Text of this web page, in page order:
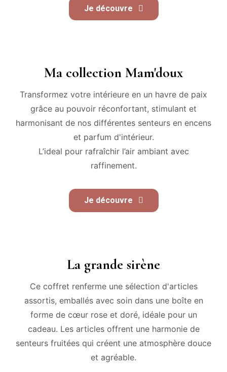
Je découvre
Ma collection Mam'doux
Transformez votre intérieure en un havre de paix
grâce au pouvoir réconfortant, stimulant et
harmonisant de nos différentes senteurs en encens
et parfum d'intérieur.
L’ideal pour rafraîchir l’air ambiant avec
raffinement.
Je découvre
La grande sirène
Ce coffret renferme une sélection d'articles
assortis, emballés avec soin dans une boîte en
forme de cœur rose et doré, idéale pour un
cadeau. Les articles offrent une harmonie de
senteurs fruitées qui créent une atmosphère douce
et agréable.